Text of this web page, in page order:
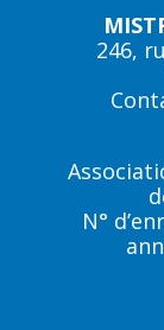
246,
N°